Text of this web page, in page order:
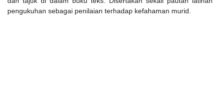
pengukuhan sebagai penilaian terhadap kefahaman murid.